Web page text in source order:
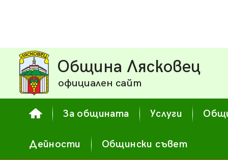
Община Лясковец
официален сайт
За общината Услуги
Дейности Общински съвет